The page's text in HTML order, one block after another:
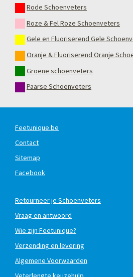
Rode Schoenveters
Roze & Fel Roze Schoenveters
Gele en Fluoriserend Gele
Oranje & Fluoriserend Oranje
Groene schoenveters
Paarse Schoenveters
Feetunique.be
Contact
Sitemap
Facebook
Retourneer je Schoenveters
Vraag en antwoord
Wie zijn Feetunique?
Verzending en levering
Algemene Voorwaarden